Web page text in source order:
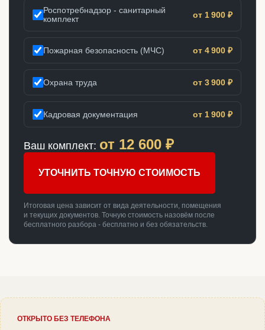
Роспотребнадзор - санитарный
комплект
от 1 900 ₽
Пожарная безопасность (МЧС) от 4 900 ₽
Охрана труда от 3 900 ₽
Кадровая документация от 1 900 ₽
Ваш комплект: от 12 600 ₽
УТОЧНИТЬ ТОЧНУЮ СТОИМОСТЬ
Итоговая цена зависит от вида деятельности, помещения
и текущих документов. Точную стоимость назовём после
бесплатного разбора - бесплатно и без обязательств.
ОТКРЫТО БЕЗ ТЕЛЕФОНА